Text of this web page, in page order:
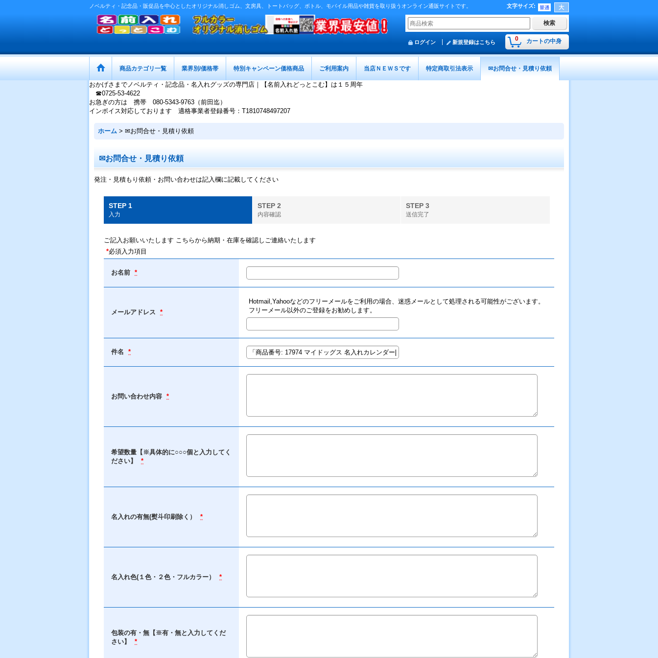
ノベルティ・記念品・販促品を中心としたオリジナル消しゴム、文房具、トートバッグ、ボトル、モバイル用品や雑貨を取り扱うオンライン通販サイトです。 文字サイズ:
0 カートの中身
ログイン 新規登録はこちら
商品カテゴリ一覧 業界別/価格帯 特別キャンペーン価格商品 ご利用案内 当店ＮＥＷＳです 特定商取引法表示 ✉お問合せ・見積り依頼
おかげさまでノベルティ・記念品・名入れグッズの専門店｜【名前入れどっとこむ】は１５周年
☎0725-53-4622
お急ぎの方は 携帯 080-5343-9763（前田迄）
インボイス対応しております 適格事業者登録番号：T1810748497207
ホーム > ✉お問合せ・見積り依頼
✉お問合せ・見積り依頼
発注・見積もり依頼・お問い合わせは記入欄に記載してください
STEP 1
入力
STEP 2
内容確認
STEP 3
送信完了
ご記入お願いいたします こちらから納期・在庫を確認しご連絡いたします
*必須入力項目
お名前 *
メールアドレス *
Hotmail,Yahooなどのフリーメールをご利用の場合、迷惑メールとして処理される可能性がございます。
フリーメール以外のご登録をお勧めします。
件名 *
お問い合わせ内容 *
希望数量【※具体的に○○○個と入力してく
ださい】
*
名入れの有無(熨斗印刷除く） *
名入れ色(１色・２色・フルカラー） *
包装の有・無【※有・無と入力してくだ
さい】
*